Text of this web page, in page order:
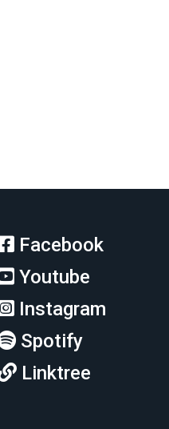
Facebook
Youtube
Instagram
Spotify
Linktree